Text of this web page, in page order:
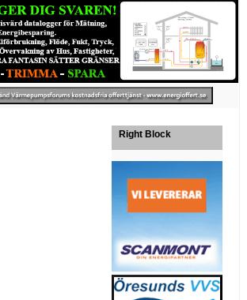
Right Block